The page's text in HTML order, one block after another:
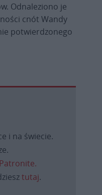
Odnaleziono je
cnót Wandy
potwierdzonego
i na świecie.
tutaj.